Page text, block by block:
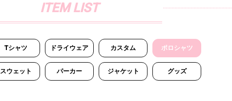
ITEM LIST
Tシャツ ドライウェア カスタム ポロシャツ
スウェット パーカー ジャケット グッズ